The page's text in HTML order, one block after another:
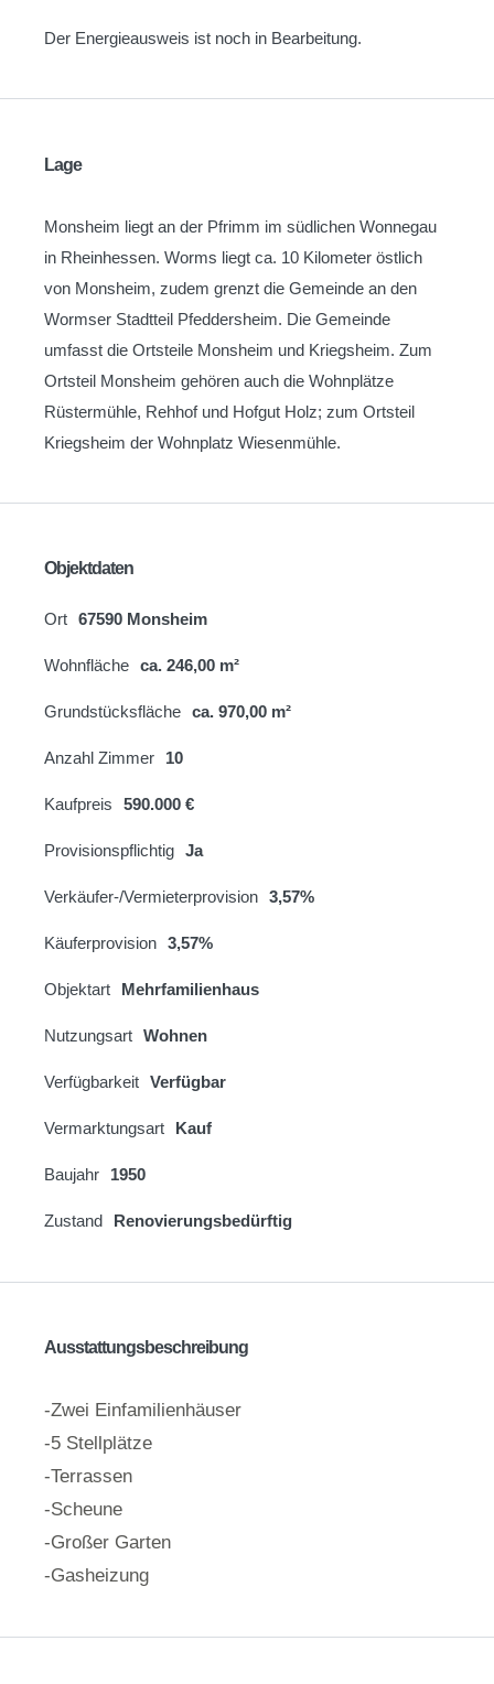
Der Energieausweis ist noch in Bearbeitung.
Lage
Monsheim liegt an der Pfrimm im südlichen Wonnegau
in Rheinhessen. Worms liegt ca. 10 Kilometer östlich
von Monsheim, zudem grenzt die Gemeinde an den
Wormser Stadtteil Pfeddersheim. Die Gemeinde
umfasst die Ortsteile Monsheim und Kriegsheim. Zum
Ortsteil Monsheim gehören auch die Wohnplätze
Rüstermühle, Rehhof und Hofgut Holz; zum Ortsteil
Kriegsheim der Wohnplatz Wiesenmühle.
Objektdaten
Ort 67590 Monsheim
Wohnfläche ca. 246,00 m²
Grundstücksfläche ca. 970,00 m²
Anzahl Zimmer 10
Kaufpreis 590.000 €
Provisionspflichtig Ja
Verkäufer-/Vermieterprovision 3,57%
Käuferprovision 3,57%
Objektart Mehrfamilienhaus
Nutzungsart Wohnen
Verfügbarkeit Verfügbar
Vermarktungsart Kauf
Baujahr 1950
Zustand Renovierungsbedürftig
Ausstattungsbeschreibung
-Zwei Einfamilienhäuser
-5 Stellplätze
-Terrassen
-Scheune
-Großer Garten
-Gasheizung